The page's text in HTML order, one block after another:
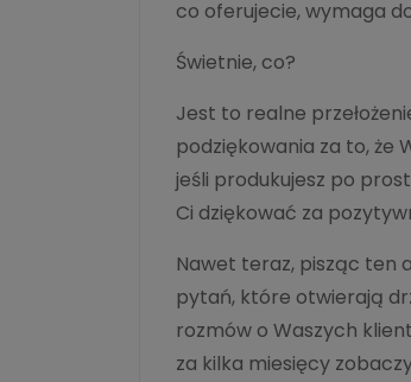
co oferujecie, wymaga
Świetnie, co?
Jest to realne
podziękowania za to, że
jeśli produkujesz po
Ci dziękować za
Nawet teraz, pisząc ten
pytań, które otwierają
rozmów o Waszych
za kilka miesięcy